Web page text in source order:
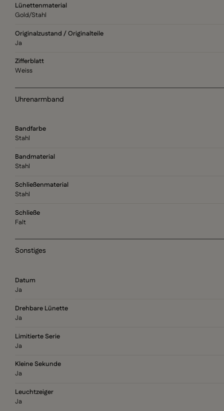
Lünettenmaterial
Gold/Stahl
Originalzustand / Originalteile
Ja
Zifferblatt
Weiss
Uhrenarmband
Bandfarbe
Stahl
Bandmaterial
Stahl
Schließenmaterial
Stahl
Schließe
Falt
Sonstiges
Datum
Ja
Drehbare Lünette
Ja
Limitierte Serie
Ja
Kleine Sekunde
Ja
Leuchtzeiger
Ja